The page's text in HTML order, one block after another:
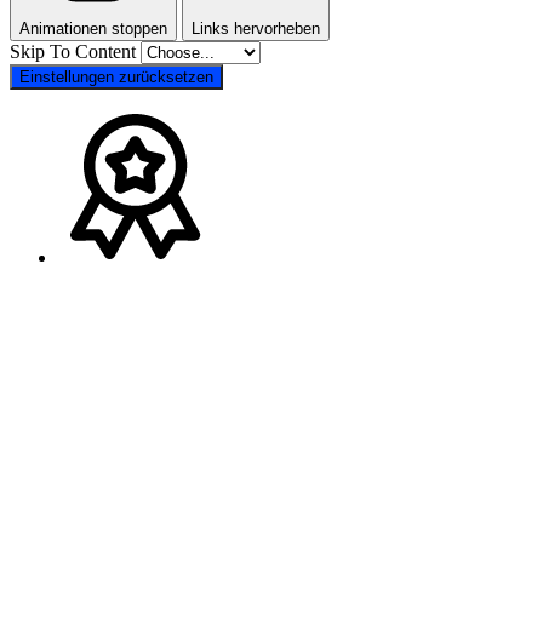
Animationen stoppen Links hervorheben
Skip To Content
Einstellungen zurücksetzen